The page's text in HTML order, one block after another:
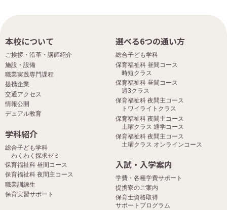
本校について
ご挨拶・沿革・講師紹介
施設・設備
職業実践専門課程
提携企業
交通アクセス
情報公開
デュアル教育
選べる6つの通い方
総合子ども学科
保育福祉科 昼間コース
時短クラス
保育福祉科 昼間コース
週3クラス
保育福祉科 夜間主コース
トワイライトクラス
保育福祉科 夜間主コース
土曜クラス 通学コース
保育福祉科 夜間主コース
土曜クラス オンラインコース
学科紹介
総合子ども学科
わくわく探求ゼミ
保育福祉科 昼間コース
保育福祉科 夜間主コース
職業訓練生
保育実習サポート
入試・入学案内
学費・各種学費サポート
提携寮のご案内
保育士資格取得
サポートプログラム